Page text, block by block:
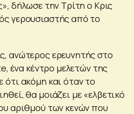
δήλωσε την Τρίτη ο Κρις
γερουσιαστής από το
ανώτερος ερευνητής στο
ένα κέντρο μελετών της
ακόμη και όταν το
θα μοιάζει με «ελβετικό
αριθμού των κενών που